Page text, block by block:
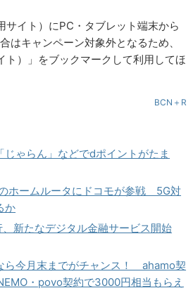
サイト）にPC・タブレット端末から
はキャンペーン対象外となるため、
ト）」をブックマークして利用してほ
BCN＋R
じゃらん」などでdポイントがたま
ホームルータにドコモが参戦 5G対
か
、新たなデジタル金融サービス開始
ら今月末までがチャンス！ ahamo契
・povo契約で3000円相当もらえ